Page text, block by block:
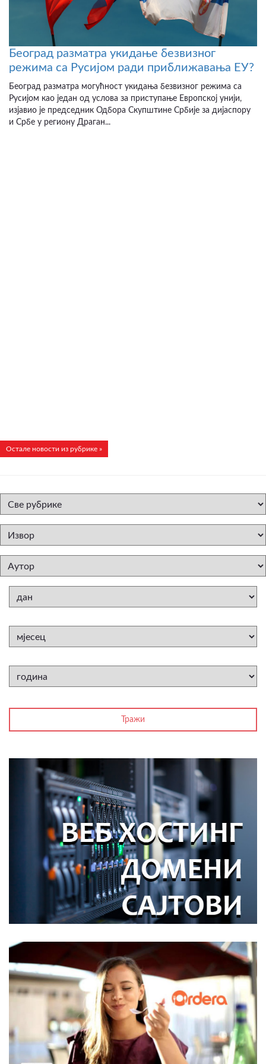
Београд разматра укидање безвизног
режима са Русијом ради приближавања ЕУ?
Београд разматра могућност укидања безвизног режима са
Русијом као један од услова за приступање Европској унији,
изјавио је председник Одбора Скупштине Србије за дијаспору
и Србе у региону Драган...
Остале новости из рубрике »